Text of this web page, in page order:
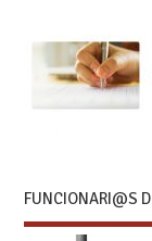
FUNCIONARI@S